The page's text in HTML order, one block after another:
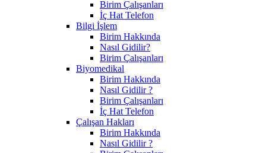
Birim Çalışanları
İç Hat Telefon
Bilgi İşlem
Birim Hakkında
Nasıl Gidilir?
Birim Çalışanları
Biyomedikal
Birim Hakkında
Nasıl Gidilir ?
Birim Çalışanları
İç Hat Telefon
Çalışan Hakları
Birim Hakkında
Nasıl Gidilir ?